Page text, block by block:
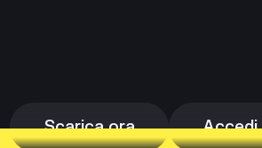
Scarica ora